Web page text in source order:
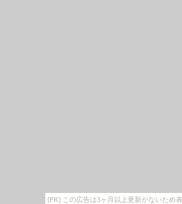
[PR] この広告は3ヶ月以上更新がないため